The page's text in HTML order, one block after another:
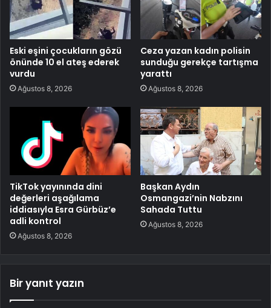
Eski eşini çocukların gözü
önünde 10 el ateş ederek
vurdu
Ağustos 8, 2026
Ceza yazan kadın polisin
sunduğu gerekçe tartışma
yarattı
Ağustos 8, 2026
TikTok yayınında dini
değerleri aşağılama
iddiasıyla Esra Gürbüz’e
adli kontrol
Ağustos 8, 2026
Başkan Aydın
Osmangazi’nin Nabzını
Sahada Tuttu
Ağustos 8, 2026
Bir yanıt yazın